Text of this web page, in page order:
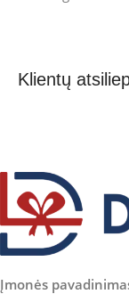
Klientų
Įmonės